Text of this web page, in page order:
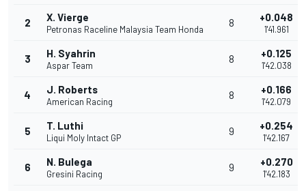
2 X. Vierge
Petronas Raceline Malaysia Team Honda
8 +0.048
1'41.961
3 H. Syahrin
Aspar Team
8 +0.125
1'42.038
4 J. Roberts
American Racing
8 +0.166
1'42.079
5 T. Luthi
Liqui Moly Intact GP
9 +0.254
1'42.167
6 N. Bulega
Gresini Racing
9 +0.270
1'42.183